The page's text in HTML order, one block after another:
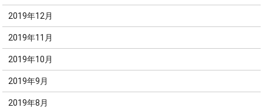
2019年12月
2019年11月
2019年10月
2019年9月
2019年8月